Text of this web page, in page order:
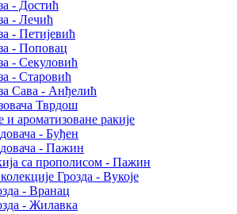
- Достић
- Лечић
- Петијевић
- Поповац
- Секуловић
- Старовић
Сава - Анђелић
Тврдош
и ароматизоване ракије
- Буђен
- Пажин
са прополисом - Пажин
Грозда - Вукоје
- Вранац
- Жилавка